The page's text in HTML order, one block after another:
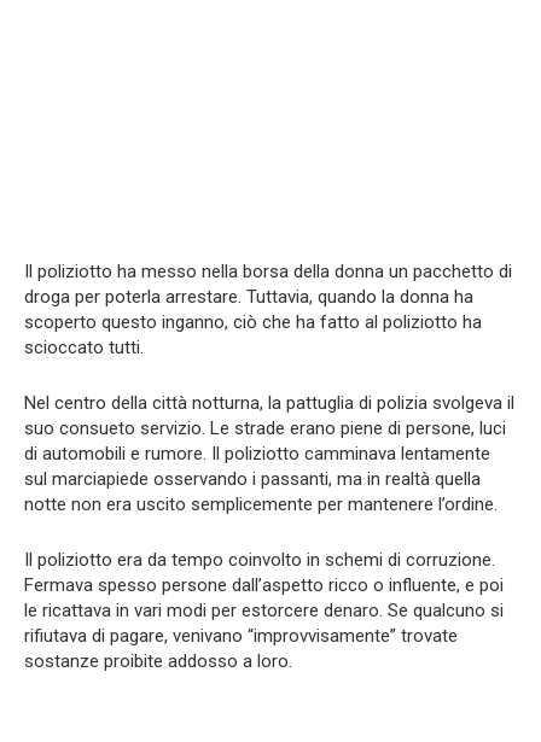
Il poliziotto ha messo nella borsa della donna un pacchetto di
droga per poterla arrestare. Tuttavia, quando la donna ha
scoperto questo inganno, ciò che ha fatto al poliziotto ha
scioccato tutti.
Nel centro della città notturna, la pattuglia di polizia svolgeva il
suo consueto servizio. Le strade erano piene di persone, luci
di automobili e rumore. Il poliziotto camminava lentamente
sul marciapiede osservando i passanti, ma in realtà quella
notte non era uscito semplicemente per mantenere l’ordine.
Il poliziotto era da tempo coinvolto in schemi di corruzione.
Fermava spesso persone dall’aspetto ricco o influente, e poi
le ricattava in vari modi per estorcere denaro. Se qualcuno si
rifiutava di pagare, venivano “improvvisamente” trovate
sostanze proibite addosso a loro.